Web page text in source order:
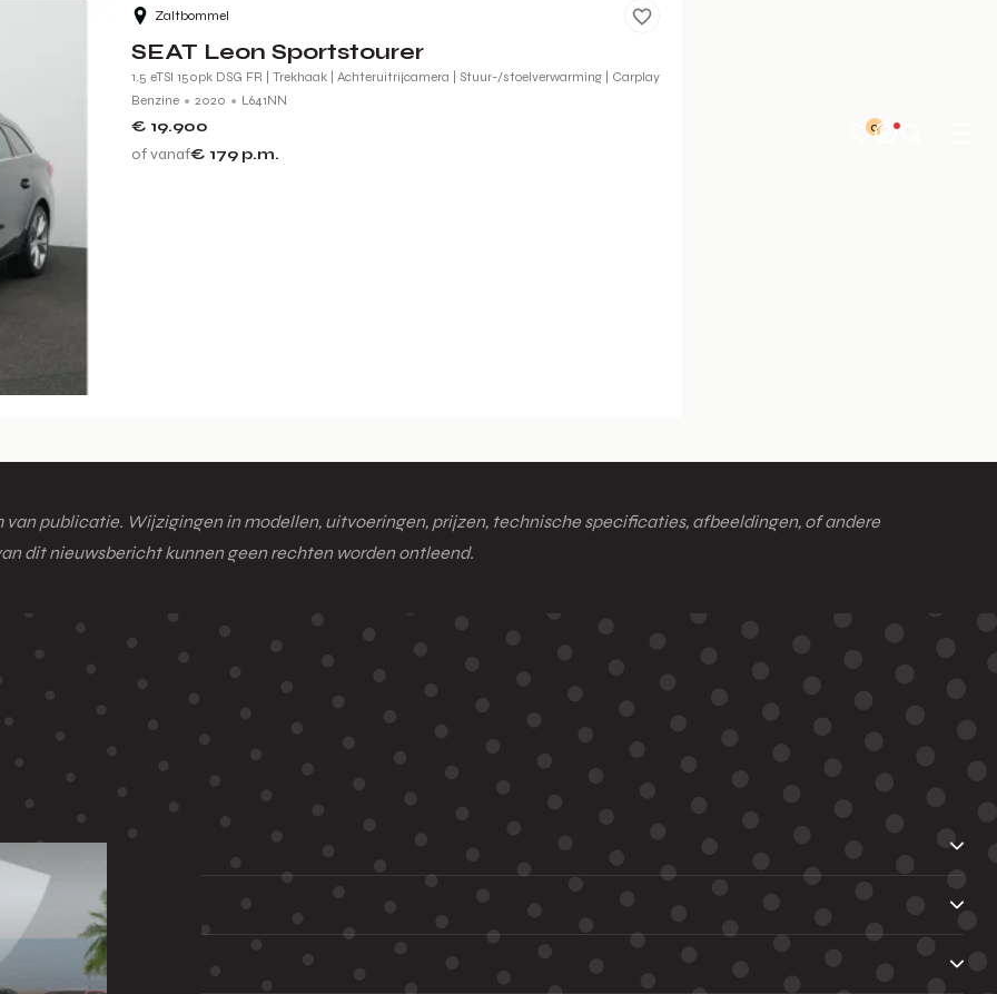
0
Zaltbommel
SEAT Leon Sportstourer
1.5 eTSI 150pk DSG FR | Trekhaak | Achteruitrijcamera | Stuur-/stoelverwarming | Carplay
Benzine
2020 L641NN
€ 19.900
of vanaf€ 179 p.m.
publicatie. Wijzigingen in modellen, uitvoeringen, prijzen, technische specificaties, afbeeldingen, of andere
dit nieuwsbericht kunnen geen rechten worden ontleend.